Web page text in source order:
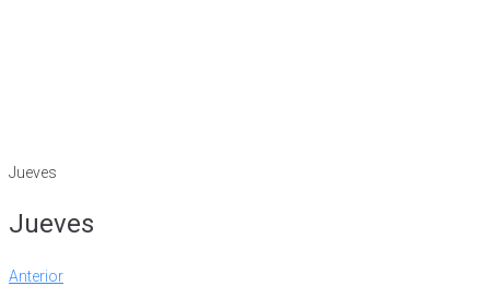
Jueves
Jueves
Navegación
Anterior
Anterior